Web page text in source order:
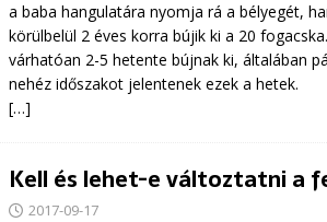
a baba hangulatára nyomja rá a bélyegét,
körülbelül 2 éves korra bújik ki a 20
várhatóan 2-5 hetente bújnak ki, általában
nehéz időszakot jelentenek ezek a hetek.
[…]
Kell és lehet-e változtatni a
2017-09-17